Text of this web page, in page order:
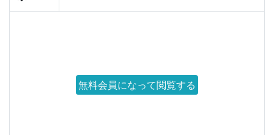
無料会員になって閲覧する